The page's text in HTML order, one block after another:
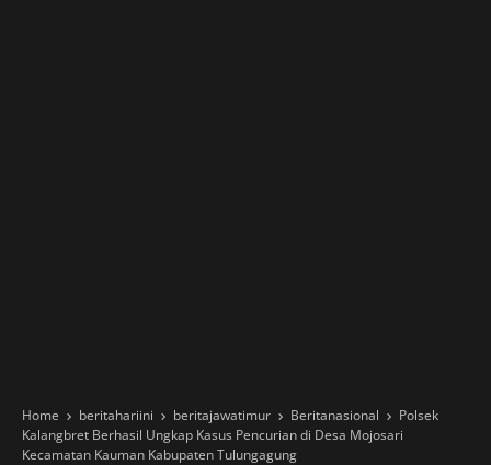
Home beritahariini beritajawatimur Beritanasional
Polsek
Kalangbret Berhasil Ungkap Kasus Pencurian di Desa Mojosari
Kecamatan Kauman Kabupaten Tulungagung